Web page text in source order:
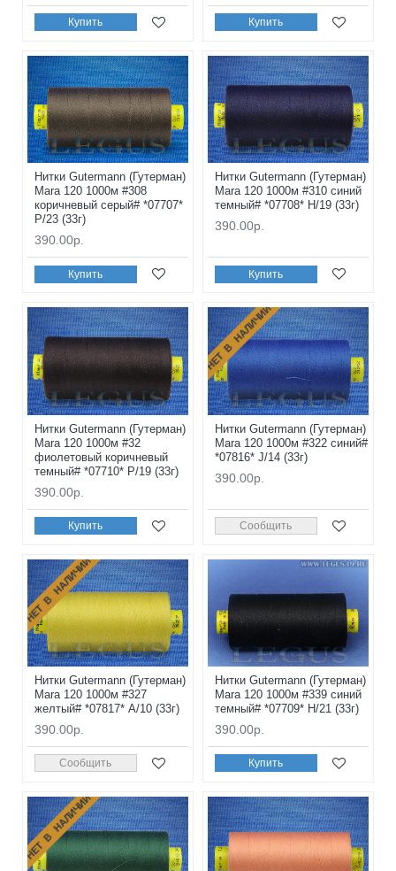
Купить Купить
Нитки Gutermann (Гутерман)
Mara 120 1000м #308
коричневый серый# *07707*
P/23 (33г)
390.00р.
Купить
Нитки Gutermann (Гутерман)
Mara 120 1000м #310 синий
темный# *07708* H/19 (33г)
390.00р.
Купить
Нитки Gutermann (Гутерман)
Mara 120 1000м #32
фиолетовый коричневый
темный# *07710* P/19 (33г)
390.00р.
Купить
НЕТ В НАЛИЧИИ
Нитки Gutermann (Гутерман)
Mara 120 1000м #322 синий#
*07816* J/14 (33г)
390.00р.
Сообщить
НЕТ В НАЛИЧИИ
Нитки Gutermann (Гутерман)
Mara 120 1000м #327
желтый# *07817* A/10 (33г)
390.00р.
Сообщить
Нитки Gutermann (Гутерман)
Mara 120 1000м #339 синий
темный# *07709* H/21 (33г)
390.00р.
Купить
НЕТ В НАЛИЧИИ